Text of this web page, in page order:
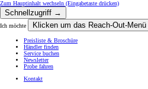
Zum Hauptinhalt wechseln (Eingabetaste drücken)
Schnellzugriff →
Ich möchte Klicken um das Reach-Out-
Preisliste & Broschüre
Händler finden
Service buchen
Newsletter
Probe fahren
Kontakt